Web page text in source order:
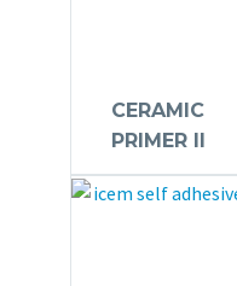
CERAMIC
PRIMER II